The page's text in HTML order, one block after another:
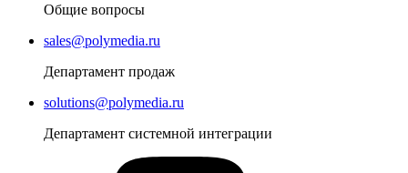
Общие вопросы
sales@polymedia.ru
Департамент продаж
solutions@polymedia.ru
Департамент системной интеграции